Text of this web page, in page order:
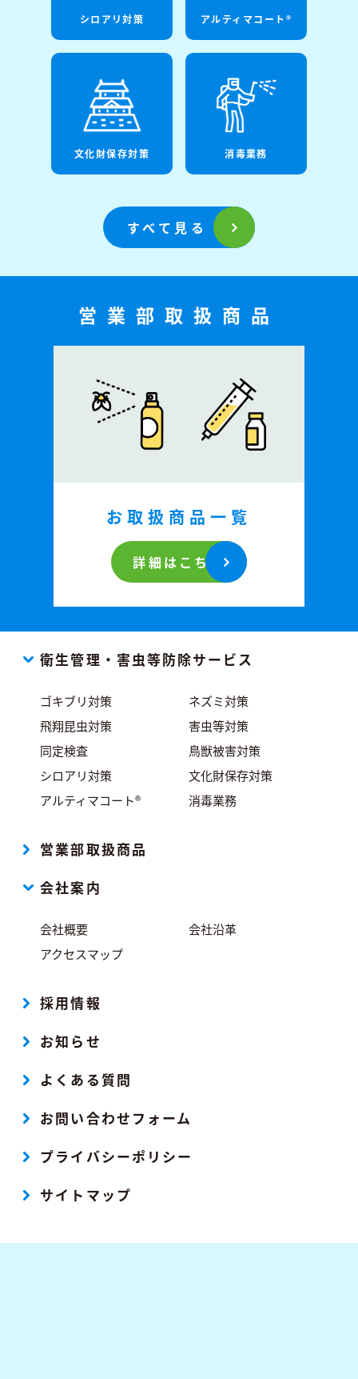
シロアリ対策 アルティマコート®
文化財保存対策 消毒業務
すべて見る
営業部取扱商品
お取扱商品一覧
詳細はこちら
衛生管理・害虫等防除サービス
ゴキブリ対策
ネズミ対策
飛翔昆虫対策
害虫等対策
同定検査
鳥獣被害対策
シロアリ対策
文化財保存対策
アルティマコート®
消毒業務
営業部取扱商品
会社案内
会社概要
会社沿革
アクセスマップ
採用情報
お知らせ
よくある質問
お問い合わせフォーム
プライバシーポリシー
サイトマップ